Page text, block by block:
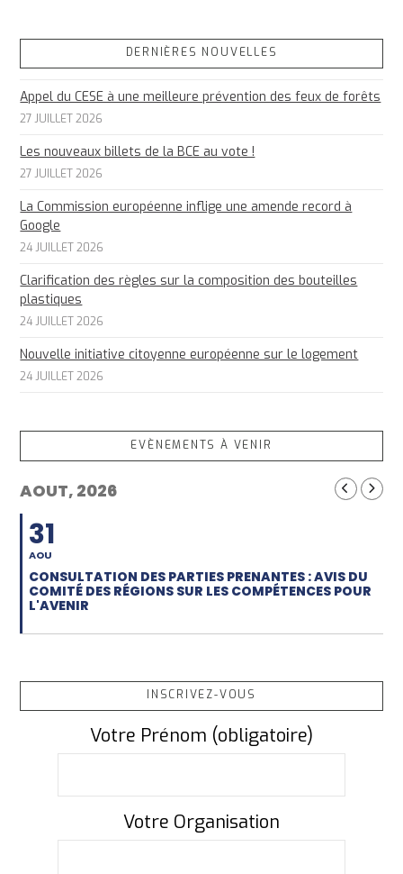
DERNIÈRES NOUVELLES
Appel du CESE à une meilleure prévention des feux de forêts
27 JUILLET 2026
Les nouveaux billets de la BCE au vote !
27 JUILLET 2026
La Commission européenne inflige une amende record à
Google
24 JUILLET 2026
Clarification des règles sur la composition des bouteilles
plastiques
24 JUILLET 2026
Nouvelle initiative citoyenne européenne sur le logement
24 JUILLET 2026
EVÈNEMENTS À VENIR
AOUT, 2026
31
AOU
CONSULTATION DES PARTIES PRENANTES : AVIS DU
COMITÉ DES RÉGIONS SUR LES COMPÉTENCES POUR
L'AVENIR
INSCRIVEZ-VOUS
Votre Prénom (obligatoire)
Votre Organisation